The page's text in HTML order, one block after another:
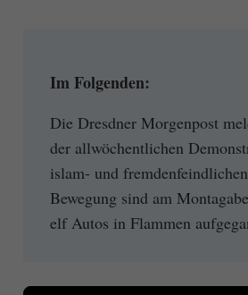
Im Folgenden:
Die Dresdner Morgenpost
der allwöchentlichen
islam- und
Bewegung sind am
elf Autos in Flammen